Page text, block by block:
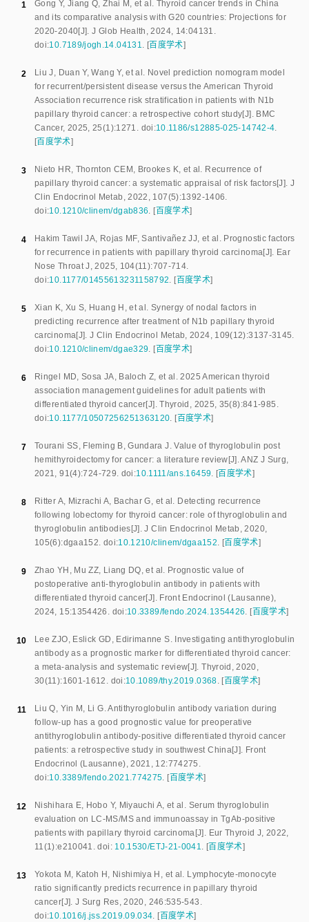
1 Gong Y, Jiang Q,Zhai M ,et al . Thyroid cancer trends in China
and its comparative analysis with G20 countries: Projections for
2020-2040[J].J Glob Health ,2024, 14:04131 .
doi:10.7189/jogh.14.04131. [百度学术]
2 Liu J , Duan Y,Wang Y,et al . Novel prediction nomogram model
for recurrent/persistent disease versus the American Thyroid
Association recurrence risk stratification in patients with N1b
papillary thyroid cancer: a retrospective cohort study[J]. BMC
Cancer, 2025,25(1):1271 . doi:10.1186/s12885-025-14742-4.
[百度学术]
3 Nieto HR, Thornton CEM , Brookes K, et al . Recurrence of
papillary thyroid cancer: a systematic appraisal of risk factors[J]. J
Clin Endocrinol Metab ,2022 , 107(5):1392-1406.
doi:10.1210/clinem/dgab836. [百度学术]
4 Hakim Tawil JA, Rojas MF,Santivañez JJ, et al . Prognostic factors
for recurrence in patients with papillary thyroid carcinoma[J]. Ear
Nose Throat J ,2025, 104(11):707-714.
doi:10.1177/01455613231158792. [百度学术]
5 Xian K, Xu S, Huang H ,et al . Synergy of nodal factors in
predicting recurrence after treatment of N1b papillary thyroid
carcinoma[J].J Clin Endocrinol Metab,2024, 109(12):3137-3145.
doi:10.1210/clinem/dgae329. [百度学术]
6 Ringel MD, Sosa JA, Baloch Z, et al .2025 American thyroid
association management guidelines for adult patients with
differentiated thyroid cancer[J].Thyroid , 2025, 35(8):841-985 .
doi:10.1177/10507256251363120. [百度学术]
7 Tourani SS, Fleming B,Gundara J .Value of thyroglobulin post
hemithyroidectomy for cancer: a literature review [J].ANZ J Surg,
2021,91(4):724-729. doi:10.1111/ans.16459. [百度学术]
8 Ritter A, Mizrachi A, Bachar G, et al . Detecting recurrence
following lobectomy for thyroid cancer: role of thyroglobulin and
thyroglobulin antibodies [J].J Clin Endocrinol Metab ,2020,
105(6):dgaa152. doi:10.1210/clinem/dgaa152. [百度学术]
9 Zhao YH , Mu ZZ, Liang DQ,et al . Prognostic value of
postoperative anti-thyroglobulin antibody in patients with
differentiated thyroid cancer[J]. Front Endocrinol (Lausanne),
2024, 15:1354426 . doi:10.3389/fendo.2024.1354426. [百度学术]
10 Lee ZJO, Eslick GD , Edirimanne S. Investigating antithyroglobulin
antibody as a prognostic marker for differentiated thyroid cancer:
a meta-analysis and systematic review[J].Thyroid ,2020,
30(11):1601-1612 . doi:10.1089/thy.2019.0368. [百度学术]
11 Liu Q, Yin M , Li G.Antithyroglobulin antibody variation during
follow-up has a good prognostic value for preoperative
antithyroglobulin antibody-positive differentiated thyroid cancer
patients: a retrospective study in southwest China[J]. Front
Endocrinol (Lausanne),2021 , 12:774275 .
doi:10.3389/fendo.2021.774275. [百度学术]
12 Nishihara E, Hobo Y, Miyauchi A, et al . Serum thyroglobulin
evaluation on LC-MS/MS and immunoassay in TgAb-positive
patients with papillary thyroid carcinoma [J]. Eur Thyroid J, 2022,
11(1):e210041 .doi: 10.1530/ETJ-21-0041. [百度学术]
13 Yokota M , Katoh H , Nishimiya H , et al . Lymphocyte-monocyte
ratio significantly predicts recurrence in papillary thyroid
cancer[J]. J Surg Res,2020, 246 :535-543 .
doi:10.1016/j.jss.2019.09.034. [百度学术]